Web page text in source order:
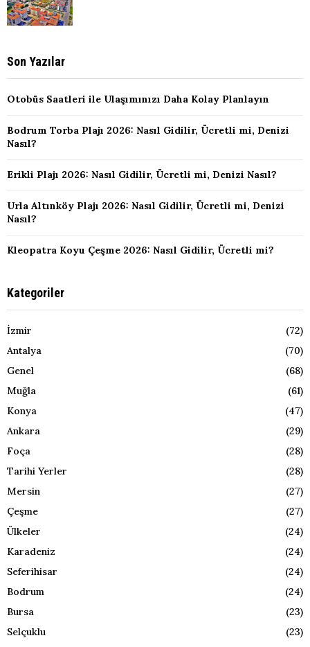
Son Yazılar
Otobüs Saatleri ile Ulaşımınızı Daha Kolay Planlayın
Bodrum Torba Plajı 2026: Nasıl Gidilir, Ücretli mi, Denizi
Nasıl?
Erikli Plajı 2026: Nasıl Gidilir, Ücretli mi, Denizi Nasıl?
Urla Altınköy Plajı 2026: Nasıl Gidilir, Ücretli mi, Denizi
Nasıl?
Kleopatra Koyu Çeşme 2026: Nasıl Gidilir, Ücretli mi?
Kategoriler
İzmir
(72)
Antalya
(70)
Genel
(68)
Muğla
(61)
Konya
(47)
Ankara
(29)
Foça
(28)
Tarihi Yerler
(28)
Mersin
(27)
Çeşme
(27)
Ülkeler
(24)
Karadeniz
(24)
Seferihisar
(24)
Bodrum
(24)
Bursa
(23)
Selçuklu
(23)